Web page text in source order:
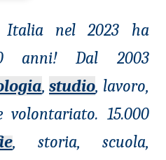
nel 2023 ha
anni! Dal 2003
,studio, lavoro,
volontariato. 15.000
, storia, scuola,